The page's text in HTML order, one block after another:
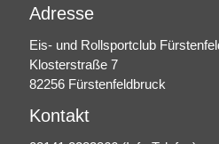
Adresse
Eis- und Rollsportclub
Klosterstraße 7
82256 Fürstenfeldbruck
Kontakt